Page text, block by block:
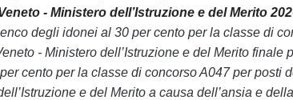
- Ministero dell’Istruzione e del Merito
degli idonei al 30 per cento per la classe di
- Ministero dell’Istruzione e del Merito
cento per la classe di concorso A047 per
e del Merito a causa dell’ansia e